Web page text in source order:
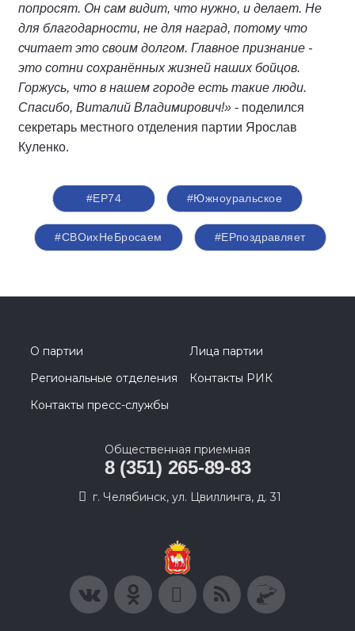
попросят. Он сам видит, что нужно, и делает. Не
для благодарности, не для наград, потому что
считает это своим долгом. Главное признание -
это сотни сохранённых жизней наших бойцов.
Горжусь, что в нашем городе есть такие люди.
Спасибо, Виталий Владимирович!» - поделился
секретарь местного отделения партии Ярослав
Куленко.
#ЕР74 #Южноуральское
#СВОихНеБросаем #ЕРпоздравляет
О партии
Лица партии
Региональные отделения
Контакты РИК
Контакты пресс-службы
Общественная приемная
8 (351) 265-89-83
г. Челябинск, ул. Цвиллинга, д. 31